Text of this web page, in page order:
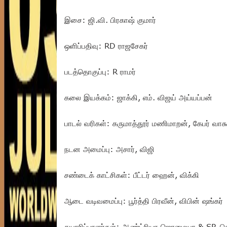
இசை: ஜி.வி. பிரகாஷ் குமார்
ஒளிப்பதிவு: RD ராஜசேகர்
படத்தொகுப்பு: R ராமர்
கலை இயக்கம்: ஜாக்கி, எம். விஜய் அய்யப்பன்
பாடல் வரிகள்: கருமாத்தூர் மணிமாறன், கேபர்
நடன அமைப்பு: அசார், விஜி
சண்டைக் காட்சிகள்: பீட்டர் ஹைன், விக்கி
ஆடை வடிவமைப்பு: பூர்த்தி பிரவீன், விபின் ஷங்கர்